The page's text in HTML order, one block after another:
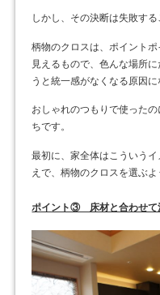
しかし、その決断は失敗する
柄物のクロスは、ポイント
見えるもので、色んな場所
うと統一感がなくなる原因に
おしゃれのつもりで使った
ちです。
最初に、家全体はこういう
えで、柄物のクロスを選ぶよ
ポイント③ 床材と合わせて